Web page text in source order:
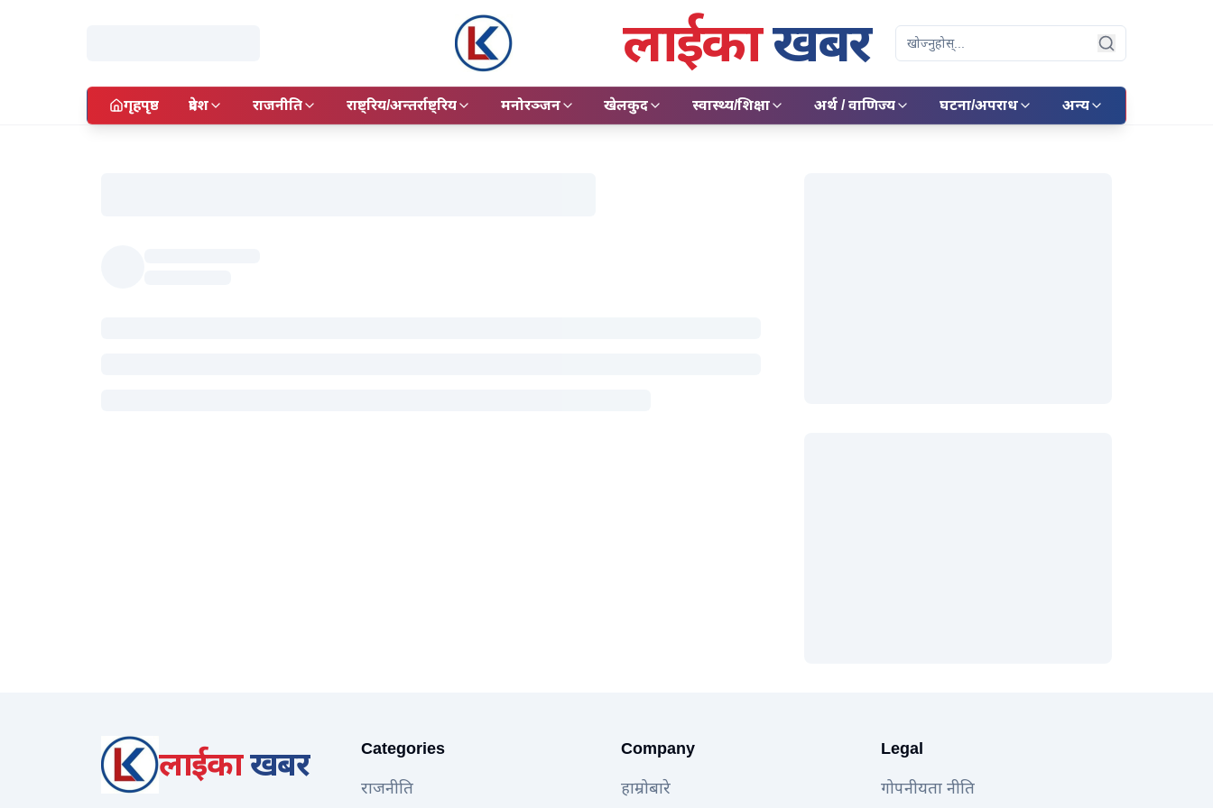
लाईका खबर Search
गृहपृष्ठ प्रदेश राजनीति राष्ट्रिय/अन्तर्राष्ट्रिय मनोरञ्जन खेलकुद स्वास्थ्य/शिक्षा अर्थ / वाणिज्य घटना/अपराध अन्य
लाईका खबर Categories
राजनीति
Company
हाम्रोबारे
Legal
गोपनीयता नीति